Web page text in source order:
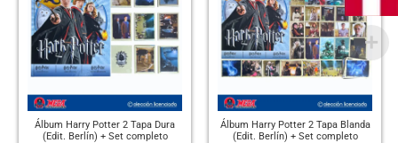
Harry Potter 2 Tapa Dura
(Edit. Berlín) + Set completo
Álbum Harry Potter 2 Tapa Blanda
(Edit. Berlín) + Set completo